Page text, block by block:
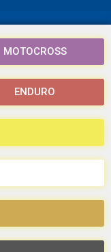
MOTOCROSS
ENDURO